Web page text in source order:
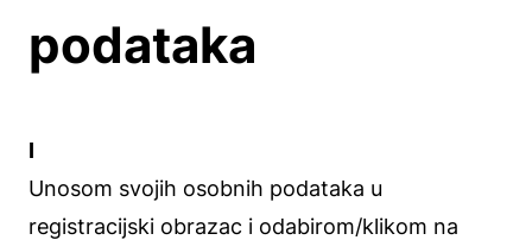
podataka
I
Unosom svojih osobnih podataka u
registracijski obrazac i odabirom/klikom na